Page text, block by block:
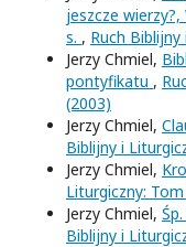
jeszcze
s. , Ruch
Jerzy Chmiel,
pontyfikatu ,
(2003)
Jerzy Chmiel,
Biblijny i
Jerzy Chmiel,
Liturgiczny:
Jerzy Chmiel,
Biblijny i